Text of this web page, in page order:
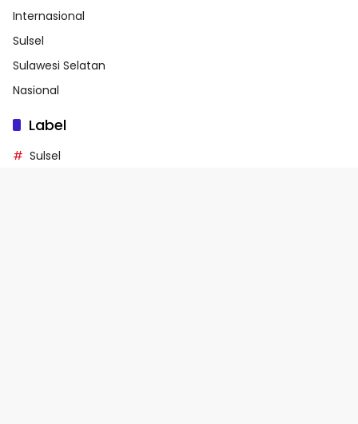
Internasional
Sulsel
Sulawesi Selatan
Nasional
Label
Sulsel